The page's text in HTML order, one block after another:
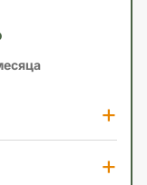
+
+